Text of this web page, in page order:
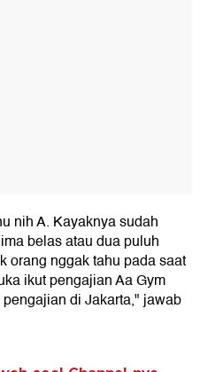
nih A. Kayaknya sudah
belas atau dua puluh
orang nggak tahu pada saat
ikut pengajian Aa Gym
di Jakarta," jawab